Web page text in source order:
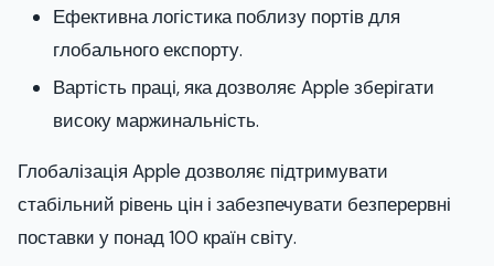
Ефективна логістика поблизу портів для
глобального експорту.
Вартість праці, яка дозволяє Apple зберігати
високу маржинальність.
Глобалізація Apple дозволяє підтримувати
стабільний рівень цін і забезпечувати безперервні
поставки у понад 100 країн світу.